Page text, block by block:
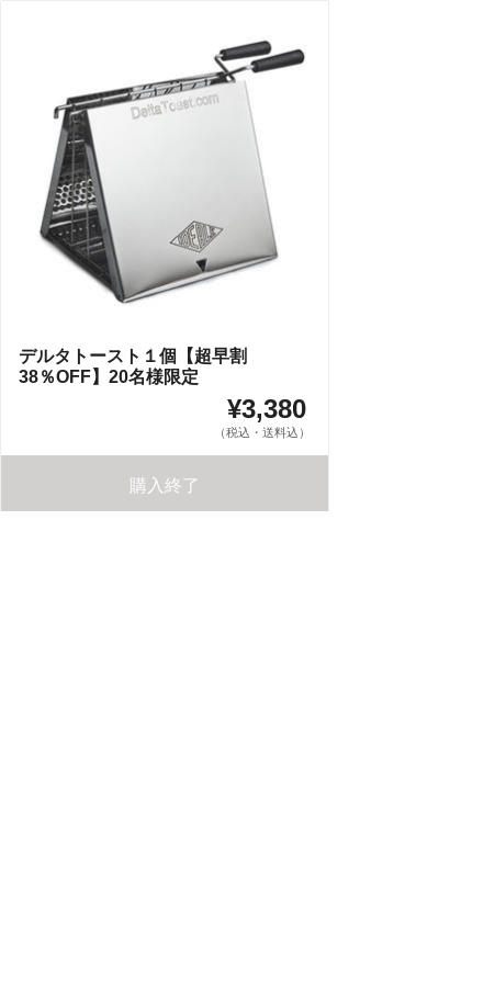
デルタトースト１個【超早割
38％OFF】20名様限定
¥3,380
（税込・送料込）
購入終了